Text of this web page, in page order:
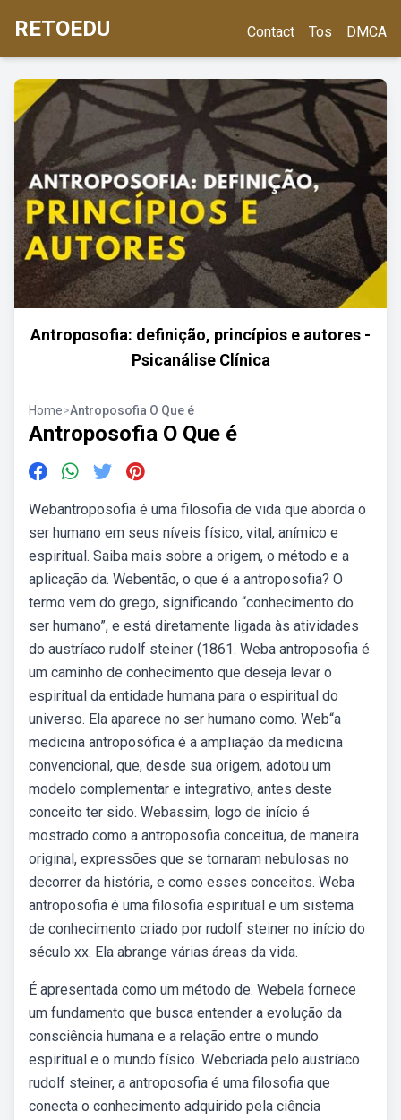
RETOEDU Contact Tos DMCA
Antroposofia: definição, princípios e autores -
Psicanálise Clínica
Home>Antroposofia O Que é
Antroposofia O Que é
Webantroposofia é uma filosofia de vida que aborda o
ser humano em seus níveis físico, vital, anímico e
espiritual. Saiba mais sobre a origem, o método e a
aplicação da. Webentão, o que é a antroposofia? O
termo vem do grego, significando “conhecimento do
ser humano”, e está diretamente ligada às atividades
do austríaco rudolf steiner (1861. Weba antroposofia é
um caminho de conhecimento que deseja levar o
espiritual da entidade humana para o espiritual do
universo. Ela aparece no ser humano como. Web“a
medicina antroposófica é a ampliação da medicina
convencional, que, desde sua origem, adotou um
modelo complementar e integrativo, antes deste
conceito ter sido. Webassim, logo de início é
mostrado como a antroposofia conceitua, de maneira
original, expressões que se tornaram nebulosas no
decorrer da história, e como esses conceitos. Weba
antroposofia é uma filosofia espiritual e um sistema
de conhecimento criado por rudolf steiner no início do
século xx. Ela abrange várias áreas da vida.
É apresentada como um método de. Webela fornece
um fundamento que busca entender a evolução da
consciência humana e a relação entre o mundo
espiritual e o mundo físico. Webcriada pelo austríaco
rudolf steiner, a antroposofia é uma filosofia que
conecta o conhecimento adquirido pela ciência